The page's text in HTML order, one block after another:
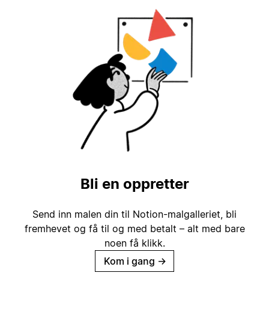
Bli en oppretter
Send inn malen din til Notion-malgalleriet, bli
fremhevet og få til og med betalt – alt med bare
noen få klikk.
Kom i gang →